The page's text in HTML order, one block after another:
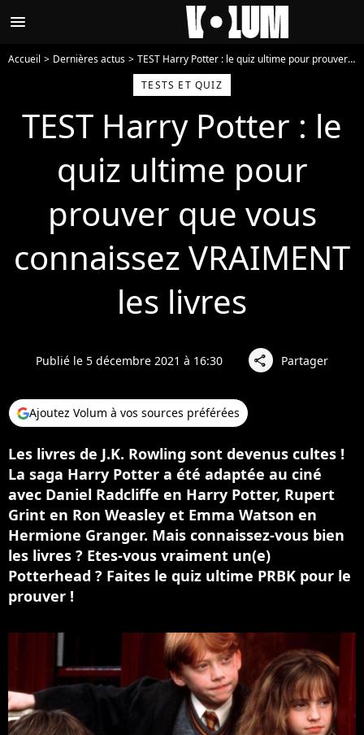
menu
Accueil Dernières actus
TEST Harry Potter : le quiz ultime pour prouver que vous connaissez VRAIMENT les livres
TESTS ET QUIZ
TEST Harry Potter : le
quiz ultime pour
prouver que vous
connaissez VRAIMENT
les livres
Publié le 5 décembre 2021 à 16:30 share Partager
Ajoutez Volum à vos sources préférées
Les livres de J.K. Rowling sont devenus cultes !
La saga Harry Potter a été adaptée au ciné
avec Daniel Radcliffe en Harry Potter, Rupert
Grint en Ron Weasley et Emma Watson en
Hermione Granger. Mais connaissez-vous bien
les livres ? Etes-vous vraiment un(e)
Potterhead ? Faites le quiz ultime PRBK pour le
prouver !